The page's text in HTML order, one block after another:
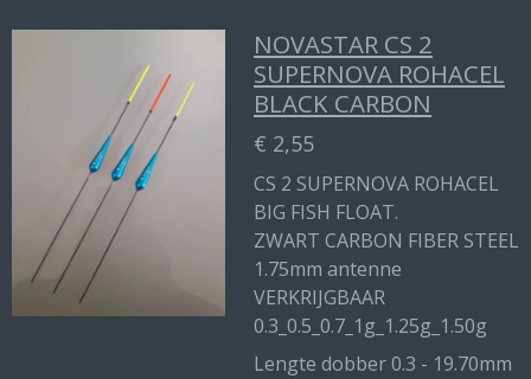
NOVASTAR CS 2
SUPERNOVA ROHACEL
BLACK CARBON
€ 2,55
CS 2 SUPERNOVA ROHACEL
BIG FISH FLOAT.
ZWART CARBON FIBER STEEL
1.75mm antenne
VERKRIJGBAAR
0.3_0.5_0.7_1g_1.25g_1.50g
Lengte dobber 0.3 - 19.70mm